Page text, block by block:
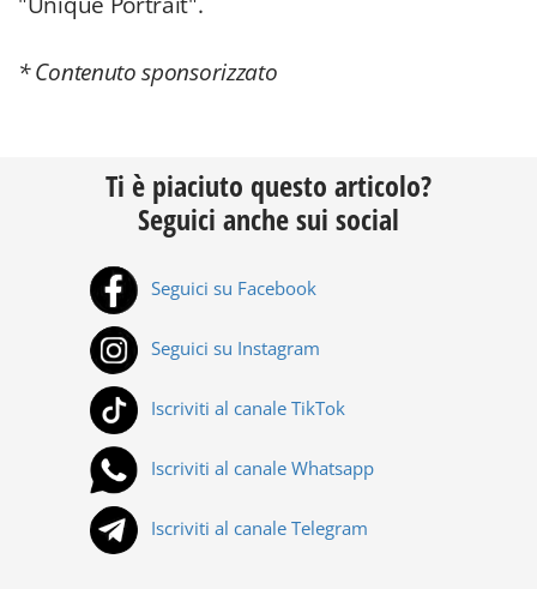
* Contenuto sponsorizzato
Ti è piaciuto questo articolo?
Seguici anche sui social
Seguici su Facebook
Seguici su Instagram
Iscriviti al canale TikTok
Iscriviti al canale Whatsapp
Iscriviti al canale Telegram